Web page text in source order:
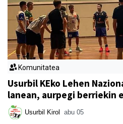
Komunitatea
Usurbil KEko Lehen
lanean, aurpegi berriekin
Usurbil Kirol abu 05